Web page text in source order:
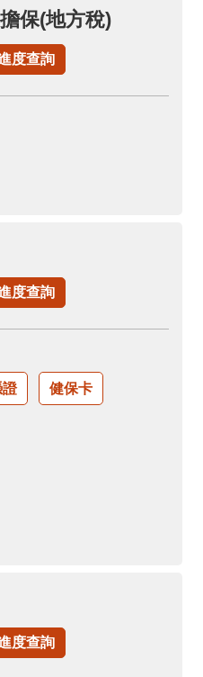
保(地方稅)
度查詢
度查詢
證 健保卡
度查詢